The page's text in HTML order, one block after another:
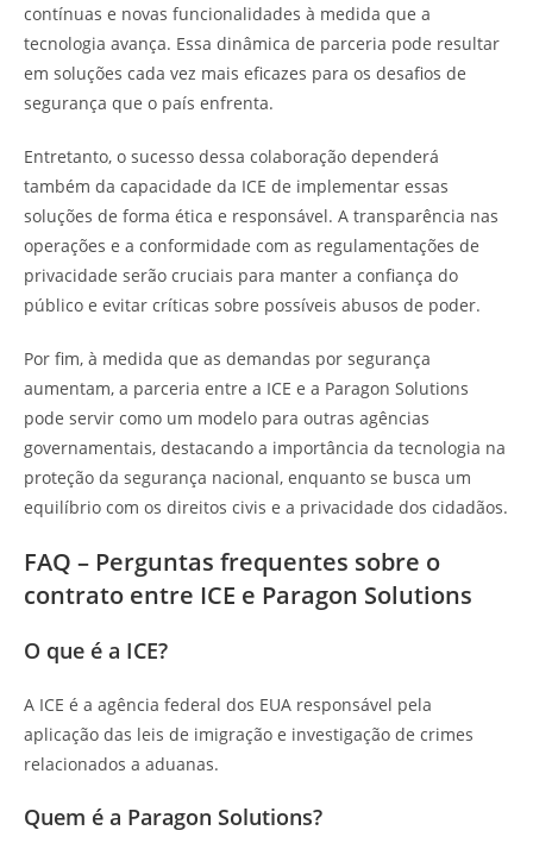
contínuas e novas funcionalidades à medida que a
tecnologia avança. Essa dinâmica de parceria pode resultar
em soluções cada vez mais eficazes para os desafios de
segurança que o país enfrenta.
Entretanto, o sucesso dessa colaboração dependerá
também da capacidade da ICE de implementar essas
soluções de forma ética e responsável. A transparência nas
operações e a conformidade com as regulamentações de
privacidade serão cruciais para manter a confiança do
público e evitar críticas sobre possíveis abusos de poder.
Por fim, à medida que as demandas por segurança
aumentam, a parceria entre a ICE e a Paragon Solutions
pode servir como um modelo para outras agências
governamentais, destacando a importância da tecnologia na
proteção da segurança nacional, enquanto se busca um
equilíbrio com os direitos civis e a privacidade dos cidadãos.
FAQ – Perguntas frequentes sobre o
contrato entre ICE e Paragon Solutions
O que é a ICE?
A ICE é a agência federal dos EUA responsável pela
aplicação das leis de imigração e investigação de crimes
relacionados a aduanas.
Quem é a Paragon Solutions?